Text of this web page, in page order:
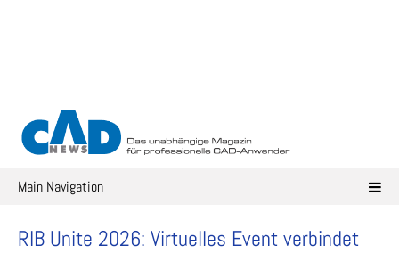
Main Navigation
RIB Unite 2026: Virtuelles Event verbindet